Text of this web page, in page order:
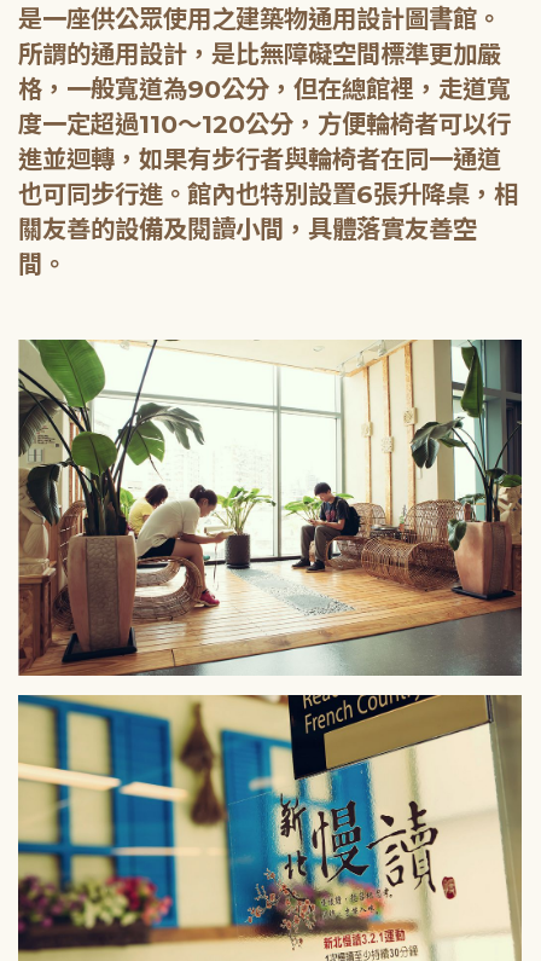
是一座供公眾使用之建築物通用設計圖書館。
所謂的通用設計，是比無障礙空間標準更加嚴
格，一般寬道為90公分，但在總館裡，走道寬
度一定超過110～120公分，方便輪椅者可以行
進並迴轉，如果有步行者與輪椅者在同一通道
也可同步行進。館內也特別設置6張升降桌，相
關友善的設備及閱讀小間，具體落實友善空
間。